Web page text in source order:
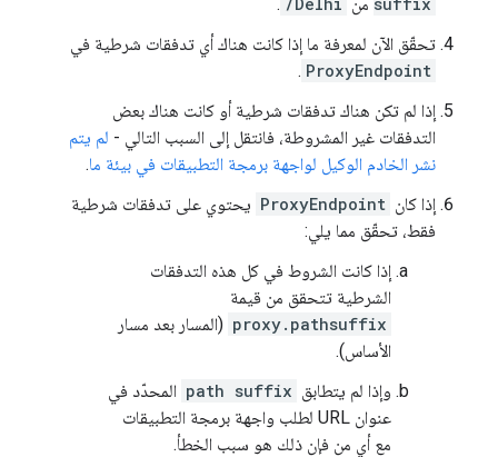
تحقّق الآن لمعرفة ما إذا كانت هناك أي تدفقات شرطية في
ProxyEndpoint
.
إذا لم تكن هناك تدفقات شرطية أو كانت هناك بعض
التدفقات غير المشروطة، فانتقل إلى السبب التالي - لم يتم
نشر الخادم الوكيل لواجهة برمجة التطبيقات في بيئة ما.
إذا كان ProxyEndpoint يحتوي على تدفقات شرطية
فقط، تحقّق مما يلي:
إذا كانت الشروط في كل هذه التدفقات
الشرطية تتحقق من قيمة
proxy.pathsuffix (المسار بعد مسار
الأساس).
وإذا لم يتطابق path suffix المحدّد في
عنوان URL لطلب واجهة برمجة التطبيقات
مع أي من فإن ذلك هو سبب الخطأ.